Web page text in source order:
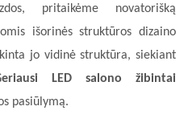
pritaikėme novatorišką
išorinės struktūros dizaino
jo vidinė struktūra, siekiant
LED salono žibintai
pasiūlymą.